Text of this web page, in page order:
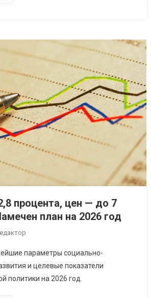
процента, цен — до 7
план на 2026 год
параметры социально-
и целевые показатели
политики на 2026 год.